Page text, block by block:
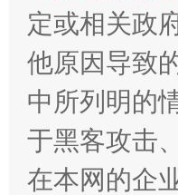
定或相关政
他原因导致
中所列明的
于黑客攻击
在本网的企